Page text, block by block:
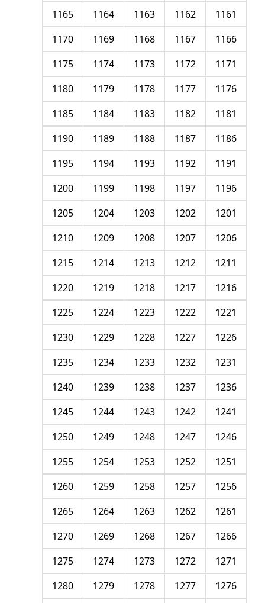
1161
1162
1163
1164
1165
1166
1167
1168
1169
1170
1171
1172
1173
1174
1175
1176
1177
1178
1179
1180
1181
1182
1183
1184
1185
1186
1187
1188
1189
1190
1191
1192
1193
1194
1195
1196
1197
1198
1199
1200
1201
1202
1203
1204
1205
1206
1207
1208
1209
1210
1211
1212
1213
1214
1215
1216
1217
1218
1219
1220
1221
1222
1223
1224
1225
1226
1227
1228
1229
1230
1231
1232
1233
1234
1235
1236
1237
1238
1239
1240
1241
1242
1243
1244
1245
1246
1247
1248
1249
1250
1251
1252
1253
1254
1255
1256
1257
1258
1259
1260
1261
1262
1263
1264
1265
1266
1267
1268
1269
1270
1271
1272
1273
1274
1275
1276
1277
1278
1279
1280